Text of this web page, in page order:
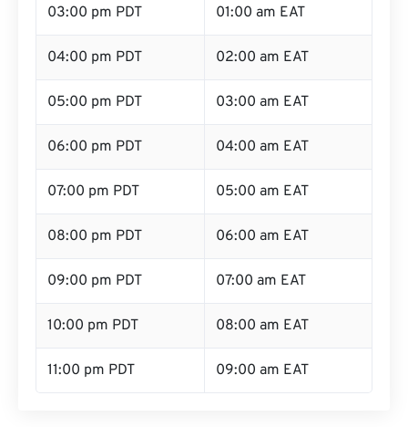
03:00 pm PDT 01:00 am EAT
04:00 pm PDT 02:00 am EAT
05:00 pm PDT 03:00 am EAT
06:00 pm PDT 04:00 am EAT
07:00 pm PDT 05:00 am EAT
08:00 pm PDT 06:00 am EAT
09:00 pm PDT 07:00 am EAT
10:00 pm PDT 08:00 am EAT
11:00 pm PDT 09:00 am EAT